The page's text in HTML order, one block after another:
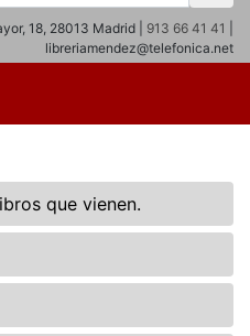
18, 28013 Madrid | 913 66 41 41
libreriamendez@telefonica.net
que vienen.